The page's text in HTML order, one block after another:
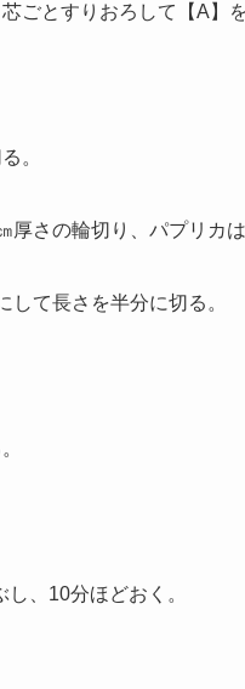
ごとすりおろして【A】
。
厚さの輪切り、パプリカ
して長さを半分に切る。
、10分ほどおく。